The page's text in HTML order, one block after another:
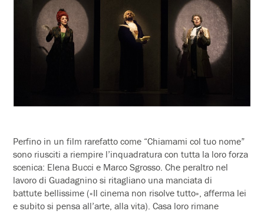
Perfino in un film rarefatto come “Chiamami col tuo nome”
sono riusciti a riempire l’inquadratura con tutta la loro forza
scenica: Elena Bucci e Marco Sgrosso. Che peraltro nel
lavoro di Guadagnino si ritagliano una manciata di
battute bellissime («Il cinema non risolve tutto», afferma lei
e subito si pensa all’arte, alla vita). Casa loro rimane